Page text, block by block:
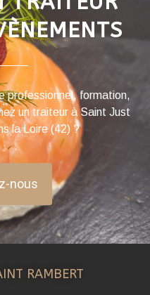
professionnel, formation,
un traiteur à Saint Just
la Loire (42) ?
nous
RAMBERT